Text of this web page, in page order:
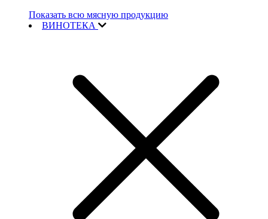
Показать всю мясную продукцию
ВИНОТЕКА